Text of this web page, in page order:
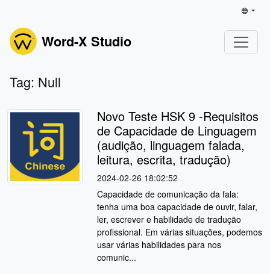
Word-X Studio
Tag: Null
Novo Teste HSK 9 -Requisitos
de Capacidade de Linguagem
(audição, linguagem falada,
leitura, escrita, tradução)
2024-02-26 18:02:52
Capacidade de comunicação da fala:
tenha uma boa capacidade de ouvir, falar,
ler, escrever e habilidade de tradução
profissional. Em várias situações, podemos
usar várias habilidades para nos
comunic...